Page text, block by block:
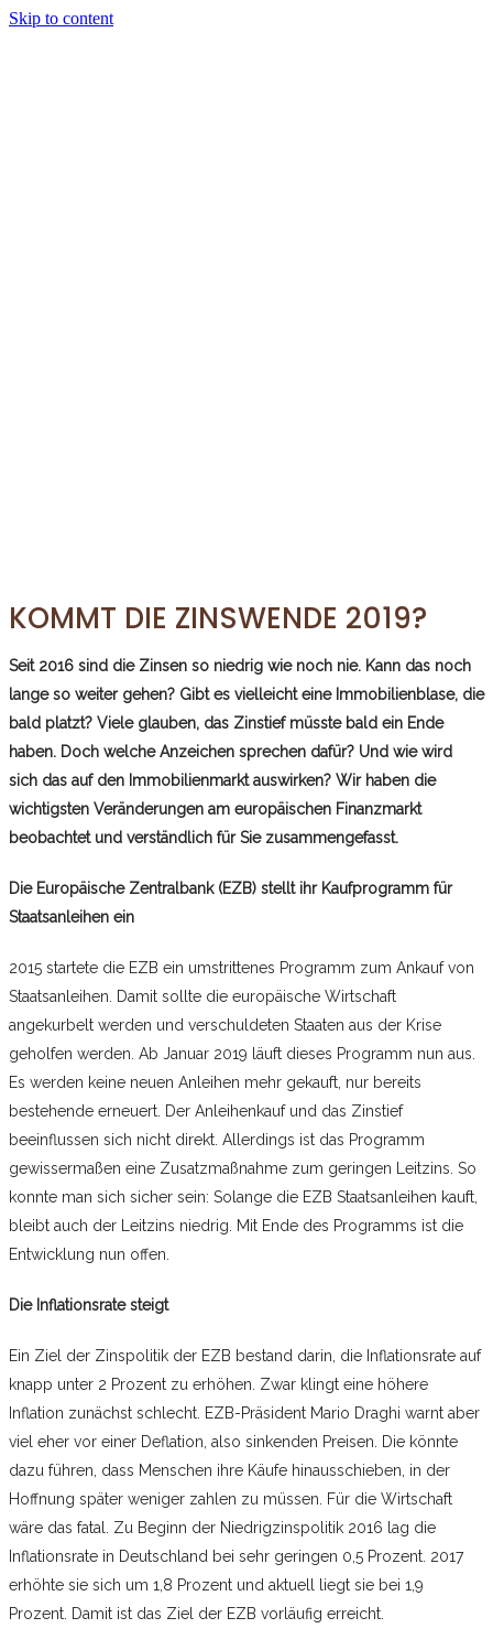
Skip to content
KOMMT DIE ZINSWENDE 2019?
Seit 2016 sind die Zinsen so niedrig wie noch nie. Kann das noch
lange so weiter gehen? Gibt es vielleicht eine Immobilienblase, die
bald platzt? Viele glauben, das Zinstief müsste bald ein Ende
haben. Doch welche Anzeichen sprechen dafür? Und wie wird
sich das auf den Immobilienmarkt auswirken? Wir haben die
wichtigsten Veränderungen am europäischen Finanzmarkt
beobachtet und verständlich für Sie zusammengefasst.
Die Europäische Zentralbank (EZB) stellt ihr Kaufprogramm für
Staatsanleihen ein
2015 startete die EZB ein umstrittenes Programm zum Ankauf von
Staatsanleihen. Damit sollte die europäische Wirtschaft
angekurbelt werden und verschuldeten Staaten aus der Krise
geholfen werden. Ab Januar 2019 läuft dieses Programm nun aus.
Es werden keine neuen Anleihen mehr gekauft, nur bereits
bestehende erneuert. Der Anleihenkauf und das Zinstief
beeinflussen sich nicht direkt. Allerdings ist das Programm
gewissermaßen eine Zusatzmaßnahme zum geringen Leitzins. So
konnte man sich sicher sein: Solange die EZB Staatsanleihen kauft,
bleibt auch der Leitzins niedrig. Mit Ende des Programms ist die
Entwicklung nun offen.
Die Inflationsrate steigt
Ein Ziel der Zinspolitik der EZB bestand darin, die Inflationsrate auf
knapp unter 2 Prozent zu erhöhen. Zwar klingt eine höhere
Inflation zunächst schlecht. EZB-Präsident Mario Draghi warnt aber
viel eher vor einer Deflation, also sinkenden Preisen. Die könnte
dazu führen, dass Menschen ihre Käufe hinausschieben, in der
Hoffnung später weniger zahlen zu müssen. Für die Wirtschaft
wäre das fatal. Zu Beginn der Niedrigzinspolitik 2016 lag die
Inflationsrate in Deutschland bei sehr geringen 0,5 Prozent. 2017
erhöhte sie sich um 1,8 Prozent und aktuell liegt sie bei 1,9
Prozent. Damit ist das Ziel der EZB vorläufig erreicht.